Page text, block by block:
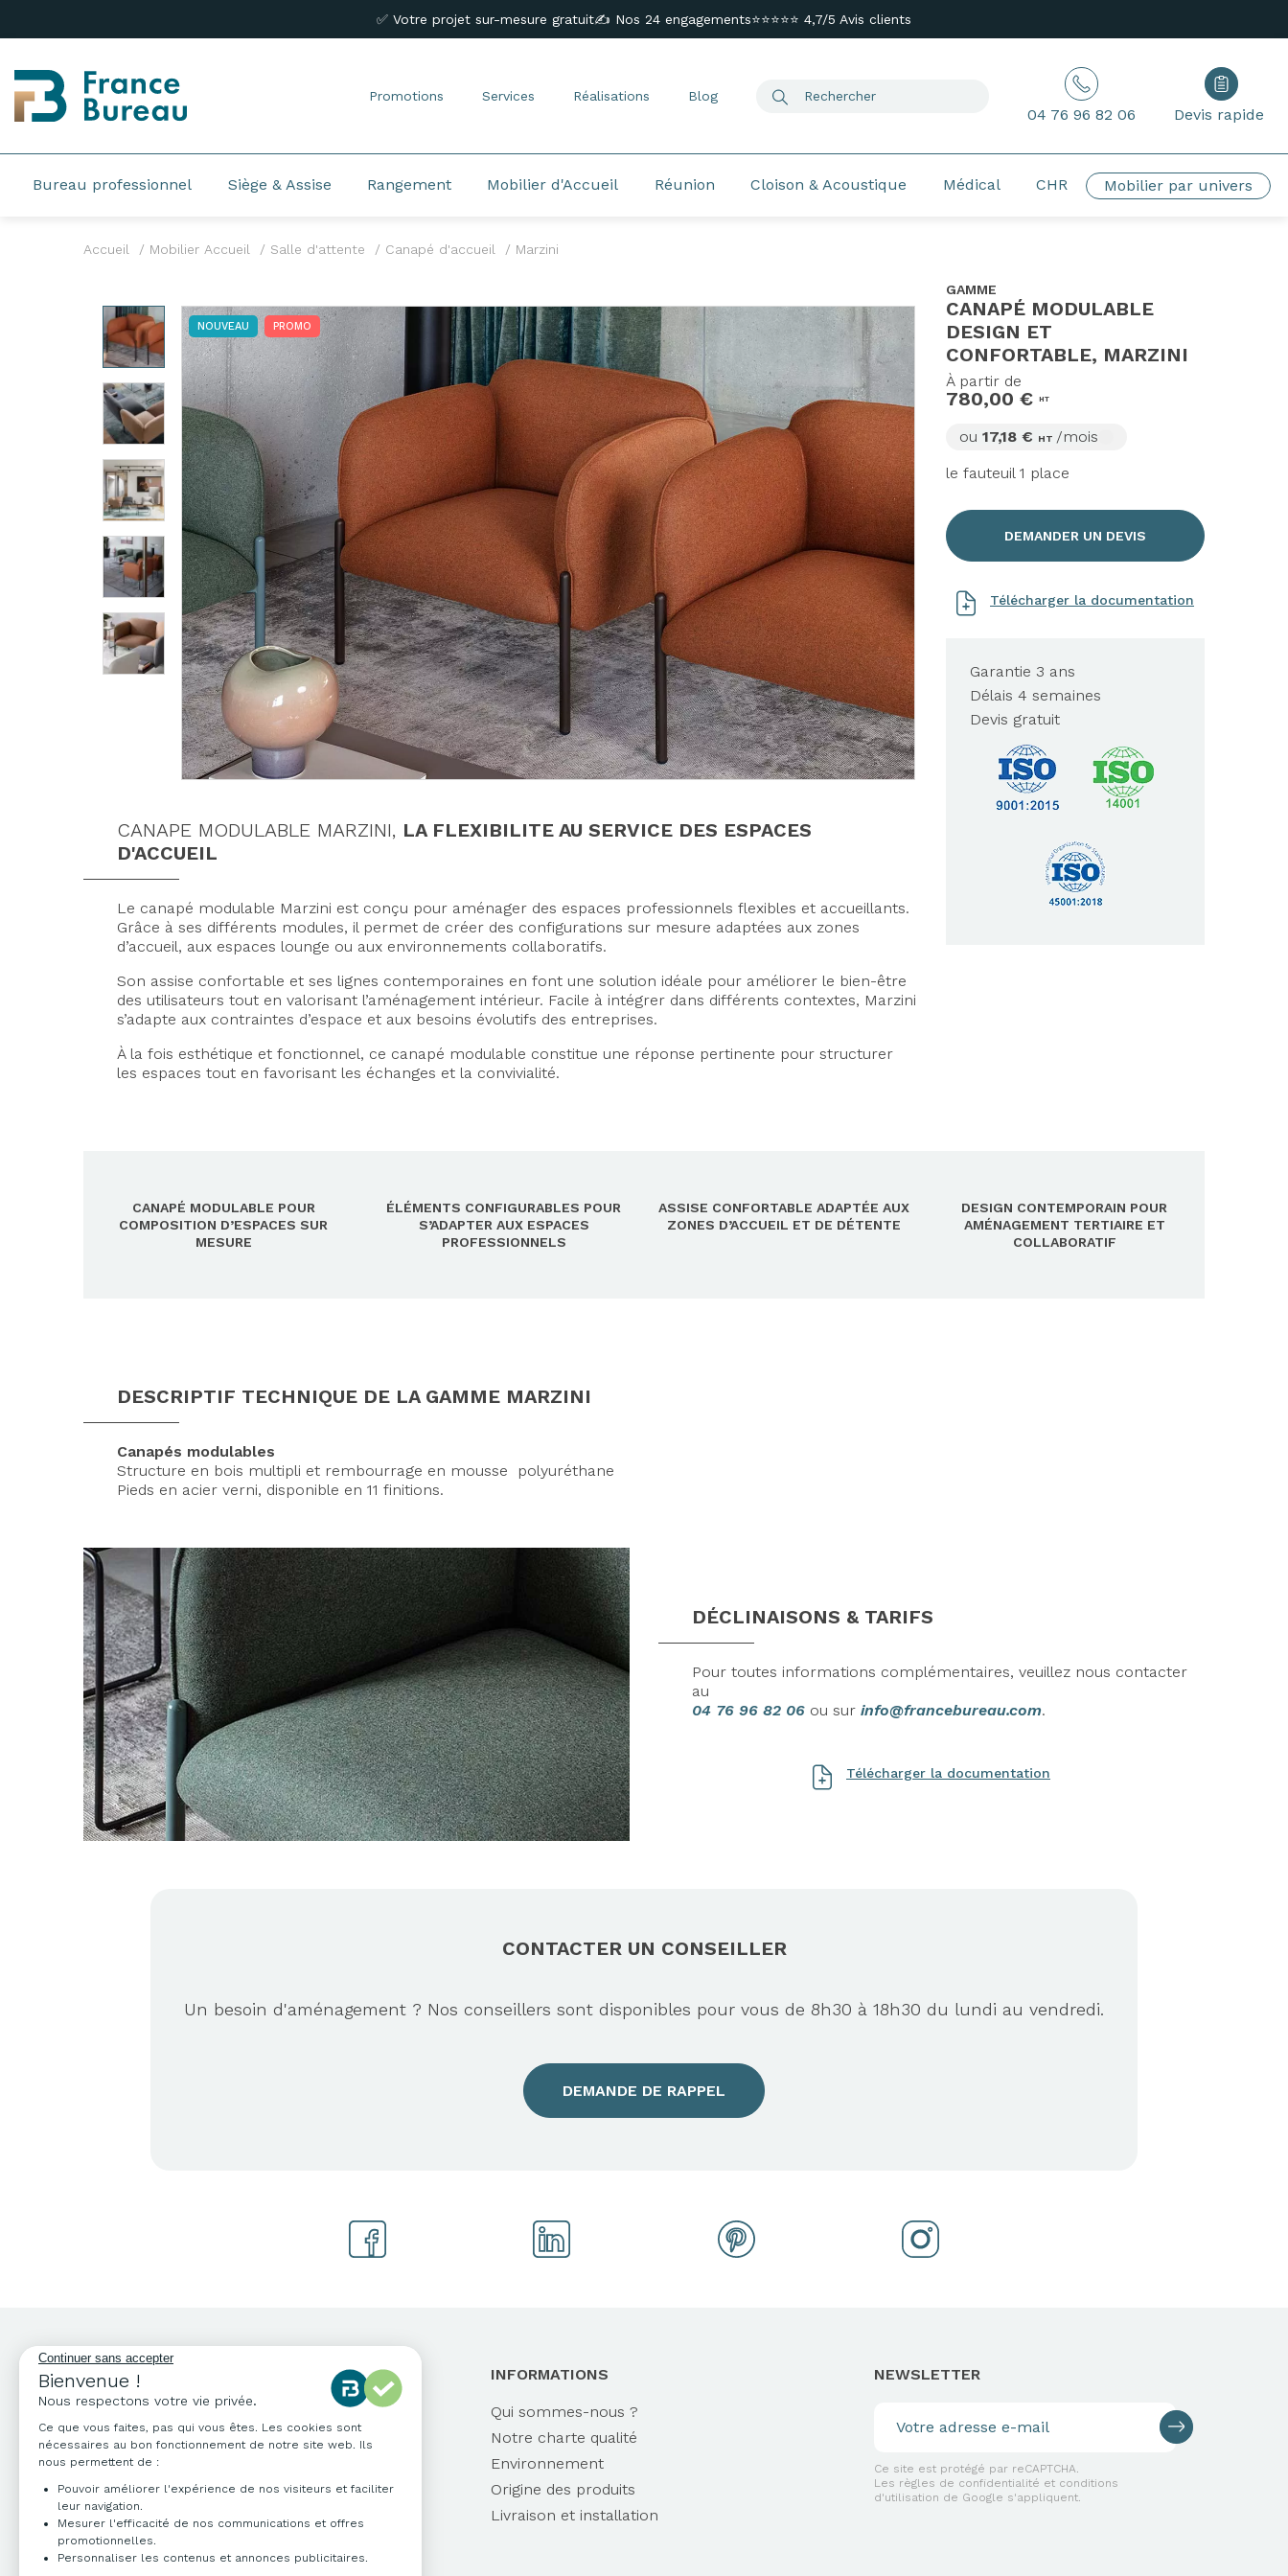
✅ Votre projet sur-mesure gratuit✍️ Nos 24 engagements⭐⭐⭐⭐⭐ 4,7/5 Avis clients
Promotions Services Réalisations Blog
04 76 96 82 06 Devis rapide
Bureau professionnel Siège & Assise Rangement Mobilier d'Accueil Réunion Cloison & Acoustique Médical CHR Mobilier par univers
Accueil Mobilier Accueil Salle d'attente Canapé d'accueil Marzini
NOUVEAU PROMO
GAMME
CANAPÉ MODULABLE
DESIGN ET
CONFORTABLE, MARZINI
À partir de
780,00 € HT
ou 17,18 € HT /mois
le fauteuil 1 place
DEMANDER UN DEVIS
Télécharger la documentation
Garantie 3 ans
Délais 4 semaines
Devis gratuit
CANAPE MODULABLE MARZINI, LA FLEXIBILITE AU SERVICE DES ESPACES
D'ACCUEIL
Le canapé modulable Marzini est conçu pour aménager des espaces professionnels flexibles et accueillants.
Grâce à ses différents modules, il permet de créer des configurations sur mesure adaptées aux zones
d’accueil, aux espaces lounge ou aux environnements collaboratifs.
Son assise confortable et ses lignes contemporaines en font une solution idéale pour améliorer le bien-être
des utilisateurs tout en valorisant l’aménagement intérieur. Facile à intégrer dans différents contextes, Marzini
s’adapte aux contraintes d’espace et aux besoins évolutifs des entreprises.
À la fois esthétique et fonctionnel, ce canapé modulable constitue une réponse pertinente pour structurer
les espaces tout en favorisant les échanges et la convivialité.
CANAPÉ MODULABLE POUR
COMPOSITION D’ESPACES SUR
MESURE
ÉLÉMENTS CONFIGURABLES POUR
S’ADAPTER AUX ESPACES
PROFESSIONNELS
ASSISE CONFORTABLE ADAPTÉE AUX
ZONES D’ACCUEIL ET DE DÉTENTE
DESIGN CONTEMPORAIN POUR
AMÉNAGEMENT TERTIAIRE ET
COLLABORATIF
DESCRIPTIF TECHNIQUE DE LA GAMME MARZINI
Canapés modulables
Structure en bois multipli et rembourrage en mousse polyuréthane
Pieds en acier verni, disponible en 11 finitions.
DÉCLINAISONS & TARIFS
Pour toutes informations complémentaires, veuillez nous contacter
au
04 76 96 82 06 ou sur info@francebureau.com.
Télécharger la documentation
CONTACTER UN CONSEILLER
Un besoin d'aménagement ? Nos conseillers sont disponibles pour vous de 8h30 à 18h30 du lundi au vendredi.
DEMANDE DE RAPPEL
NEWSLETTER
Ce site est protégé par reCAPTCHA.
Les règles de confidentialité et conditions
d'utilisation de Google s'appliquent.
NOS COORDONNÉES
04 76 96 82 06
info@francebureau.com
ZI Technisud,
109 rue Hilaire de Chardonnet
38100 Grenoble
INFORMATIONS
Qui sommes-nous ?
Notre charte qualité
Environnement
Origine des produits
Livraison et installation